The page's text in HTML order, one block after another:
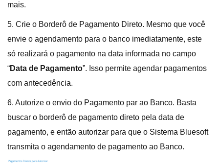
mais.
5. Crie o Borderô de Pagamento Direto. Mesmo que você
envie o agendamento para o banco imediatamente, este
só realizará o pagamento na data informada no campo
“Data de Pagamento”. Isso permite agendar pagamentos
com antecedência.
6. Autorize o envio do Pagamento par ao Banco. Basta
buscar o borderô de pagamento direto pela data de
pagamento, e então autorizar para que o Sistema Bluesoft
transmita o agendamento de pagamento ao Banco.